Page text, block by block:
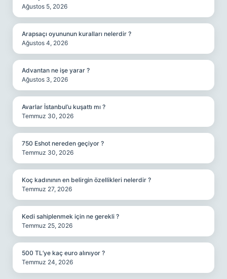
Ağustos 5, 2026
Arapsaçı oyununun kuralları nelerdir ?
Ağustos 4, 2026
Advantan ne işe yarar ?
Ağustos 3, 2026
Avarlar İstanbul’u kuşattı mı ?
Temmuz 30, 2026
750 Eshot nereden geçiyor ?
Temmuz 30, 2026
Koç kadınının en belirgin özellikleri nelerdir ?
Temmuz 27, 2026
Kedi sahiplenmek için ne gerekli ?
Temmuz 25, 2026
500 TL’ye kaç euro alınıyor ?
Temmuz 24, 2026